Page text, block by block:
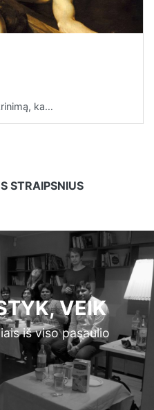
ka…
STRAIPSNIUS
VEIK
iš viso pasaulio